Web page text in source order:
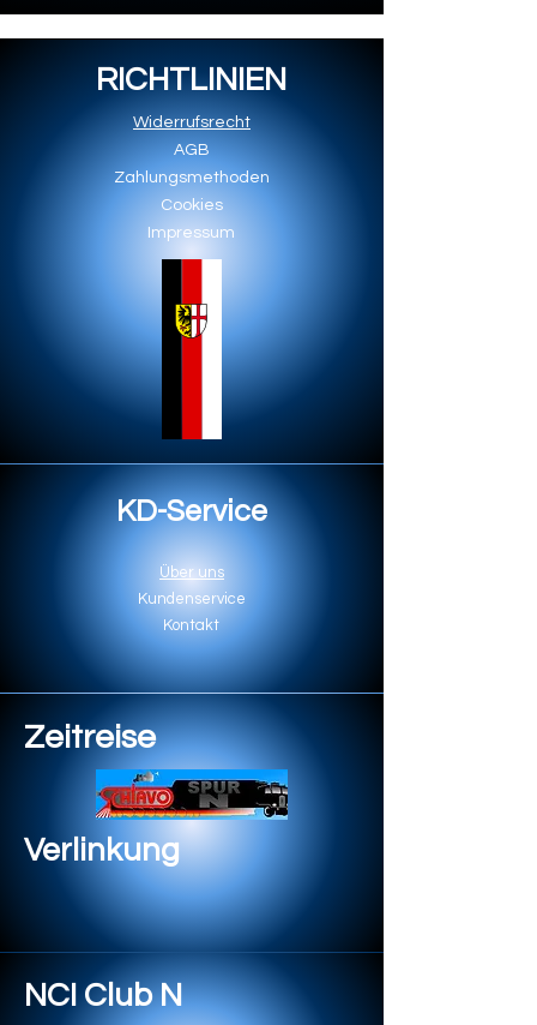
RICHTLINIEN
Widerrufsrecht
AGB
Zahlungsmethoden
Cookies
Impressum
KD-Service
Über uns
Kundenservice
Kontakt
Zeitreise
Verlinkung
NCI Club N